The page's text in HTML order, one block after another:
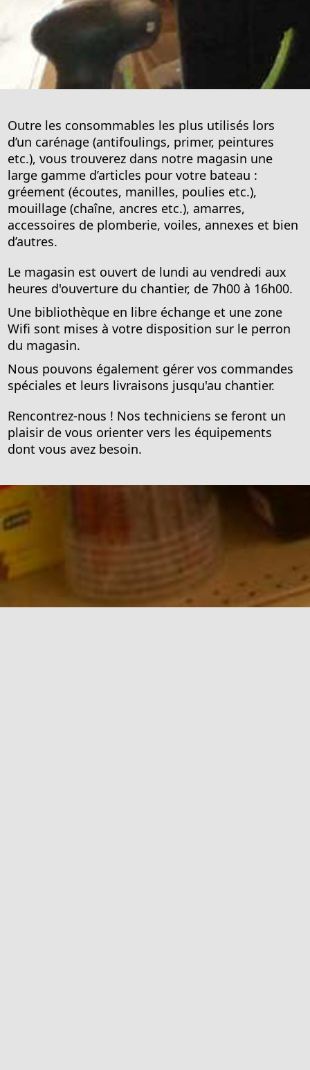
Outre les consommables les plus utilisés lors
d’un carénage (antifoulings, primer, peintures
etc.), vous trouverez dans notre magasin une
large gamme d’articles pour votre bateau :
gréement (écoutes, manilles, poulies etc.),
mouillage (chaîne, ancres etc.), amarres,
accessoires de plomberie, voiles, annexes et bien
d’autres.
Le magasin est ouvert de lundi au vendredi aux
heures d'ouverture du chantier, de 7h00 à 16h00.
Une bibliothèque en libre échange et une zone
Wifi sont mises à votre disposition sur le perron
du magasin.
Nous pouvons également gérer vos commandes
spéciales et leurs livraisons jusqu'au chantier.
Rencontrez-nous ! Nos techniciens se feront un
plaisir de vous orienter vers les équipements
dont vous avez besoin.